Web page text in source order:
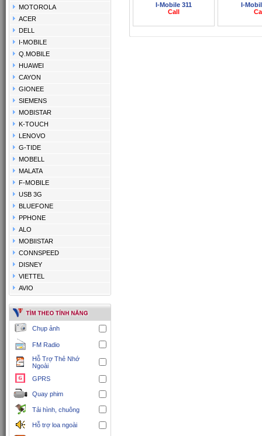
MOTOROLA
ACER
DELL
I-MOBILE
Q.MOBILE
HUAWEI
CAYON
GIONEE
SIEMENS
MOBISTAR
K-TOUCH
LENOVO
G-TIDE
MOBELL
MALATA
F-MOBILE
USB 3G
BLUEFONE
PPHONE
ALO
MOBIISTAR
CONNSPEED
DISNEY
VIETTEL
AVIO
Chụp ảnh
FM Radio
Hỗ Trợ Thẻ Nhớ
Ngoài
GPRS
Quay phim
Tải hình, chuông
Hỗ trợ loa ngoài
I-Mobile 311
Call
I-